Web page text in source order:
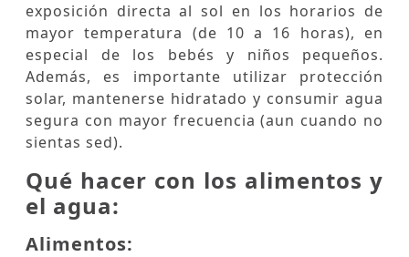
exposición directa al sol en los horarios de
mayor temperatura (de 10 a 16 horas), en
especial de los bebés y niños pequeños.
Además, es importante utilizar protección
solar, mantenerse hidratado y consumir agua
segura con mayor frecuencia (aun cuando no
sientas sed).
Qué hacer con los alimentos y
el agua:
Alimentos: